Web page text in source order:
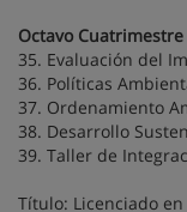
Octavo
35. Evaluación del
36. Políticas
37. Ordenamiento
38. Desarrollo
39. Taller de
Título: Licenciado en